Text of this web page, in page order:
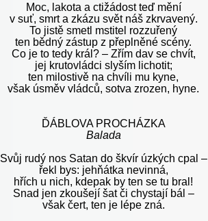
Moc, lakota a ctižádost teď mění
v suť, smrt a zkázu svět náš zkrvavený.
To jistě smetl mstitel rozzuřený
ten bědný zástup z přeplněné scény.
Co je to tedy král? – Zřím dav se chvít,
jej krutovládci slyším lichotit;
ten milostivě na chvíli mu kyne,
však úsměv vládců, sotva zrozen, hyne.
ĎÁBLOVA PROCHÁZKA
Balada
Svůj rudý nos Satan do škvír úzkých cpal –
řekl bys: jehňátka nevinná,
hřích u nich, kdepak by ten se tu bral!
Snad jen zkoušejí šat či chystají bál –
však čert, ten je lépe zná.